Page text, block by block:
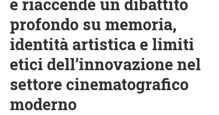
profondo su memoria,
identità artistica e limiti
etici dell’innovazione nel
settore cinematografico
moderno